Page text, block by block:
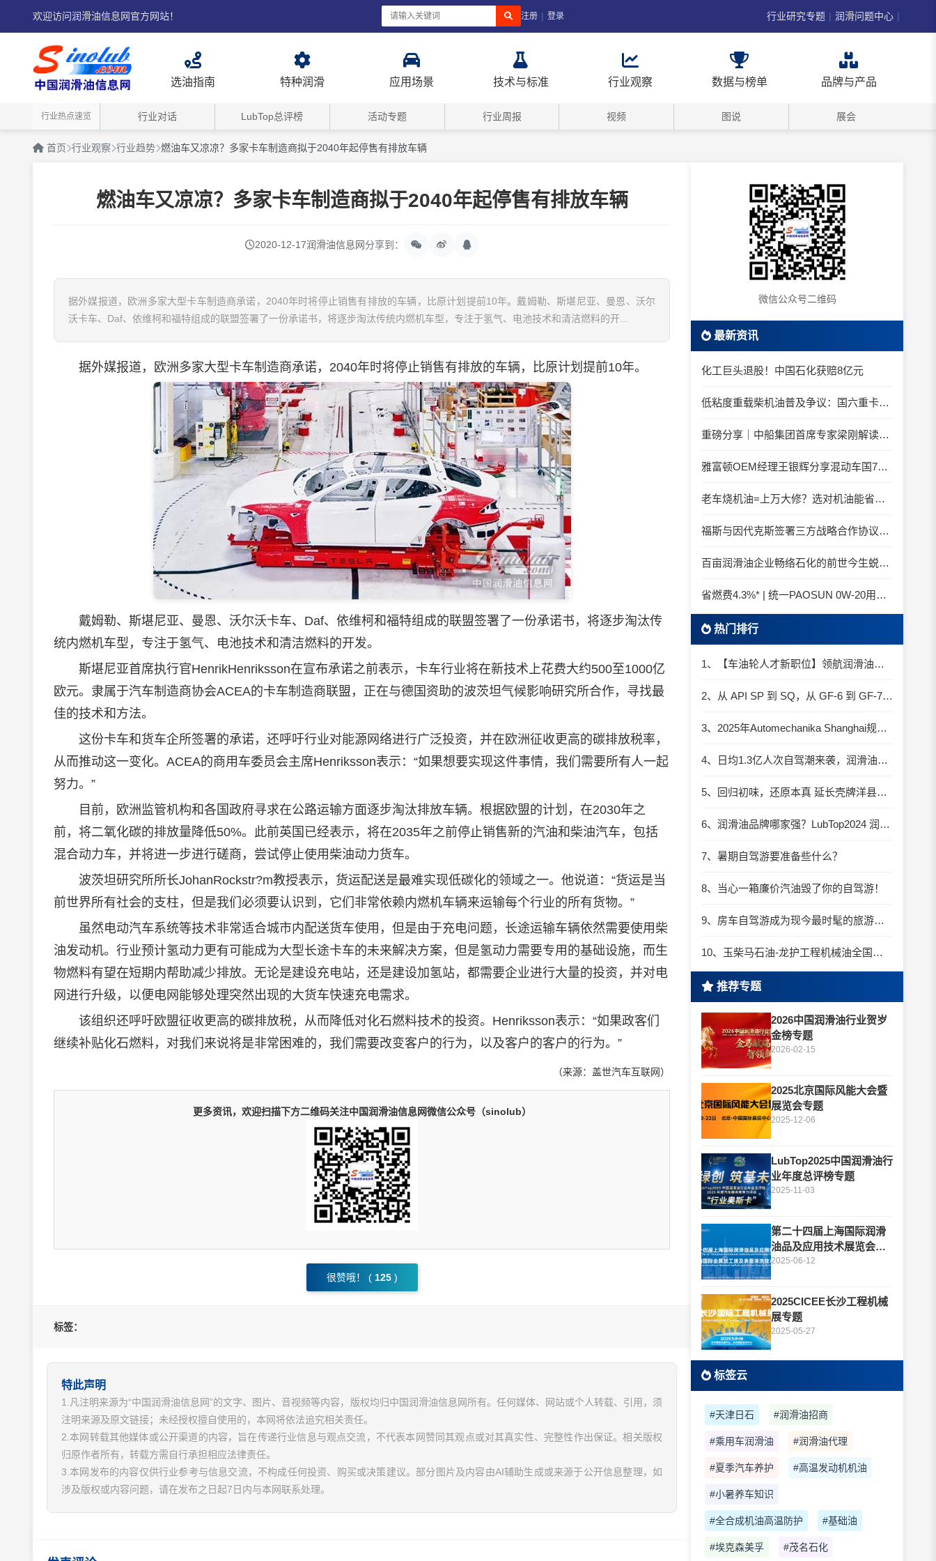
欢迎访问润滑油信息网官方网站！ 注册 | 登录 行业研究专题 | 润滑问题中心 |
选油指南 特种润滑 应用场景 技术与标准 行业观察 数据与榜单 品牌与产品
行业热点速览 行业对话 LubTop总评榜 活动专题 行业周报 视频 图说 展会
首页 行业观察 行业趋势 燃油车又凉凉？多家卡车制造商拟于2040年起停售有排放车辆
燃油车又凉凉？多家卡车制造商拟于2040年起停售有排放车辆
2020-12-17润滑油信息网分享到：
据外媒报道，欧洲多家大型卡车制造商承诺，2040年时将停止销售有排放的车辆，比原计划提前10年。戴姆勒、斯堪尼亚、曼恩、沃尔
沃卡车、Daf、依维柯和福特组成的联盟签署了一份承诺书，将逐步淘汰传统内燃机车型，专注于氢气、电池技术和清洁燃料的开...
据外媒报道，欧洲多家大型卡车制造商承诺，2040年时将停止销售有排放的车辆，比原计划提前10年。
戴姆勒、斯堪尼亚、曼恩、沃尔沃卡车、Daf、依维柯和福特组成的联盟签署了一份承诺书，将逐步淘汰传
统内燃机车型，专注于氢气、电池技术和清洁燃料的开发。
斯堪尼亚首席执行官HenrikHenriksson在宣布承诺之前表示，卡车行业将在新技术上花费大约500至1000亿
欧元。隶属于汽车制造商协会ACEA的卡车制造商联盟，正在与德国资助的波茨坦气候影响研究所合作，寻找最
佳的技术和方法。
这份卡车和货车企所签署的承诺，还呼吁行业对能源网络进行广泛投资，并在欧洲征收更高的碳排放税率，
从而推动这一变化。ACEA的商用车委员会主席Henriksson表示：“如果想要实现这件事情，我们需要所有人一起
努力。”
目前，欧洲监管机构和各国政府寻求在公路运输方面逐步淘汰排放车辆。根据欧盟的计划，在2030年之
前，将二氧化碳的排放量降低50%。此前英国已经表示，将在2035年之前停止销售新的汽油和柴油汽车，包括
混合动力车，并将进一步进行磋商，尝试停止使用柴油动力货车。
波茨坦研究所所长JohanRockstr?m教授表示，货运配送是最难实现低碳化的领域之一。他说道：“货运是当
前世界所有社会的支柱，但是我们必须要认识到，它们非常依赖内燃机车辆来运输每个行业的所有货物。”
虽然电动汽车系统等技术非常适合城市内配送货车使用，但是由于充电问题，长途运输车辆依然需要使用柴
油发动机。行业预计氢动力更有可能成为大型长途卡车的未来解决方案，但是氢动力需要专用的基础设施，而生
物燃料有望在短期内帮助减少排放。无论是建设充电站，还是建设加氢站，都需要企业进行大量的投资，并对电
网进行升级，以便电网能够处理突然出现的大货车快速充电需求。
该组织还呼吁欧盟征收更高的碳排放税，从而降低对化石燃料技术的投资。Henriksson表示：“如果政客们
继续补贴化石燃料，对我们来说将是非常困难的，我们需要改变客户的行为，以及客户的客户的行为。”
（来源：盖世汽车互联网）
更多资讯，欢迎扫描下方二维码关注中国润滑油信息网微信公众号（sinolub）
很赞哦！ ( 125 )
标签：
特此声明
1.凡注明来源为“中国润滑油信息网”的文字、图片、音视频等内容，版权均归中国润滑油信息网所有。任何媒体、网站或个人转载、引用，须
注明来源及原文链接；未经授权擅自使用的，本网将依法追究相关责任。
2.本网转载其他媒体或公开渠道的内容，旨在传递行业信息与观点交流，不代表本网赞同其观点或对其真实性、完整性作出保证。相关版权
归原作者所有，转载方需自行承担相应法律责任。
3.本网发布的内容仅供行业参考与信息交流，不构成任何投资、购买或决策建议。部分图片及内容由AI辅助生成或来源于公开信息整理，如
涉及版权或内容问题，请在发布之日起7日内与本网联系处理。
微信公众号二维码
最新资讯
化工巨头退股！中国石化获赔8亿元
低粘度重载柴机油普及争议：国六重卡长期山区重载工况是否适合0W-20柴油机油？
重磅分享｜中船集团首席专家梁刚解读船舶动力润滑需求
雅富顿OEM经理王银辉分享混动车国7后处理系统的润滑油要求
老车烧机油=上万大修？选对机油能省大钱！
福斯与因代克斯签署三方战略合作协议，覆盖全系列机床
百亩润滑油企业畅络石化的前世今生蜕变之路
省燃费4.3%* | 统一PAOSUN 0W-20用认证和标准说话
热门排行
1、【车油轮人才新职位】领航润滑油优质职位招聘
2、从 API SP 到 SQ，从 GF-6 到 GF-7：润滑油技术壁垒再升高，你准备好了吗？
3、2025年Automechanika Shanghai规模再度扩大：首次启用国家会展中心（上海）全部15个展馆
4、日均1.3亿人次自驾潮来袭，润滑油行业解锁增长新密码​
5、回归初味，还原本真 延长壳牌洋县踏春自驾游
6、润滑油品牌哪家强？LubTop2024 润滑油总评榜荣耀张榜
7、暑期自驾游要准备些什么？
8、当心一箱廉价汽油毁了你的自驾游！
9、房车自驾游成为现今最时髦的旅游方式
10、玉柴马石油-龙护工程机械油全国招商丨卓越的品质，专业的品牌！
推荐专题
2026中国润滑油行业贺岁
金榜专题
2026-02-15
2025北京国际风能大会暨
展览会专题
2025-12-06
LubTop2025中国润滑油行
业年度总评榜专题
2025-11-03
第二十四届上海国际润滑
油品及应用技术展览会专
题
2025-06-12
2025CICEE长沙工程机械
展专题
2025-05-27
标签云
#天津日石 #润滑油招商
#乘用车润滑油 #润滑油代理
#夏季汽车养护 #高温发动机机油
#小暑养车知识
#全合成机油高温防护 #基础油
#埃克森美孚 #茂名石化